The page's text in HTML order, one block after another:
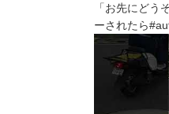
「お先にどう
ーされたら